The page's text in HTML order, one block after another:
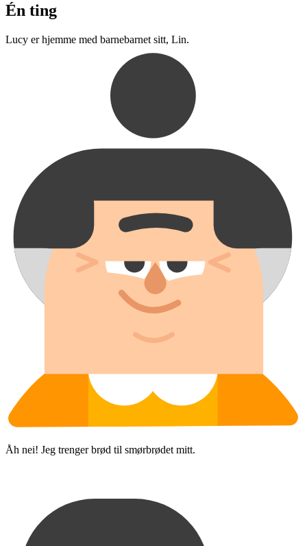
Én ting
Lucy er hjemme med barnebarnet sitt, Lin.
Åh nei! Jeg trenger brød til smørbrødet mitt.